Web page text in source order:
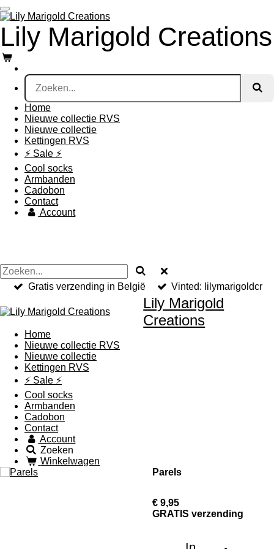
Ga
direct
naar
de
hoofdinhoud
Lily Marigold Creations
Home
Nieuwe collectie RVS
Nieuwe collectie
Kettingen RVS
⚡️ Sale ⚡️
Cool socks
Armbanden
Cadobon
Contact
Account
Gratis verzending in België Vinted: lilymarigoldcr
Lily Marigold
Creations
Home
Nieuwe collectie RVS
Nieuwe collectie
Kettingen RVS
⚡️ Sale ⚡️
Cool socks
Armbanden
Cadobon
Contact
Account
Zoeken
Winkelwagen
Parels
€ 9,95
GRATIS verzending